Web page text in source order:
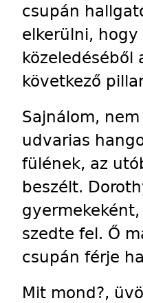
csupán
elkerülni, hogy
következő
Sajnálom,
udvarias
fülének, az
beszélt.
szedte fel. Ő
csupán férje
Mit mond?,